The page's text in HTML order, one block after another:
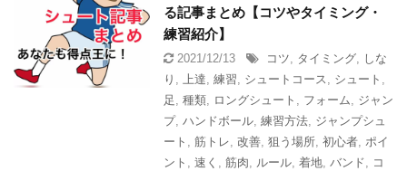
る記事まとめ【コツやタイミング・
練習紹介】
2021/12/13 コツ, タイミング, しな
り , 上達, 練習, シュートコース, シュート ,
足 , 種類, ロングシュート , フォーム, ジャン
プ, ハンドボール, 練習方法, ジャンプシュ
ート , 筋トレ, 改善, 狙う場所, 初心者, ポイ
ント , 速く , 筋肉, ルール, 着地, バンド, コ